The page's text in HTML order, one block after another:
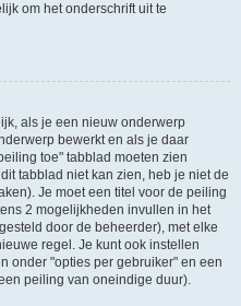
om het onderschrift uit te
als je een nieuw onderwerp
bewerkt en als je daar
toe" tabblad moeten zien
tabblad niet kan zien, heb je niet de
Je moet een titel voor de peiling
2 mogelijkheden invullen in het
door de beheerder), met elke
regel. Je kunt ook instellen
onder "opties per gebruiker" en een
peiling van oneindige duur).